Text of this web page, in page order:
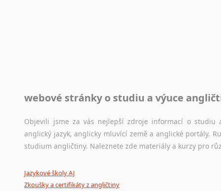
Jazykový korpus je elektronický soubor autentických
původního zdroje textu.
Ostatní pomůcky pro překladatele
poradny a pravidla
webové stránky o studiu a výuce
Objevili jsme za vás nejlepší zdroje informací o studiu
anglický jazyk, anglicky mluvící země a anglické portály.
studium angličtiny. Naleznete zde materiály a kurzy pro
Jazykové školy AJ
Zkoušky a certifikáty z angličtiny